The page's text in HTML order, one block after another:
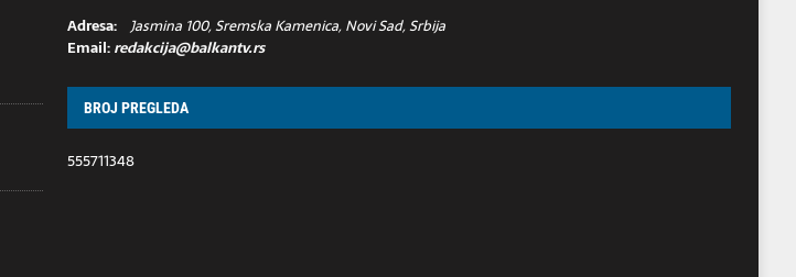
Adresa: Jasmina 100, Sremska Kamenica, Novi Sad, Srbija
Email:redakcija@balkantv.rs
BROJ PREGLEDA
555711348